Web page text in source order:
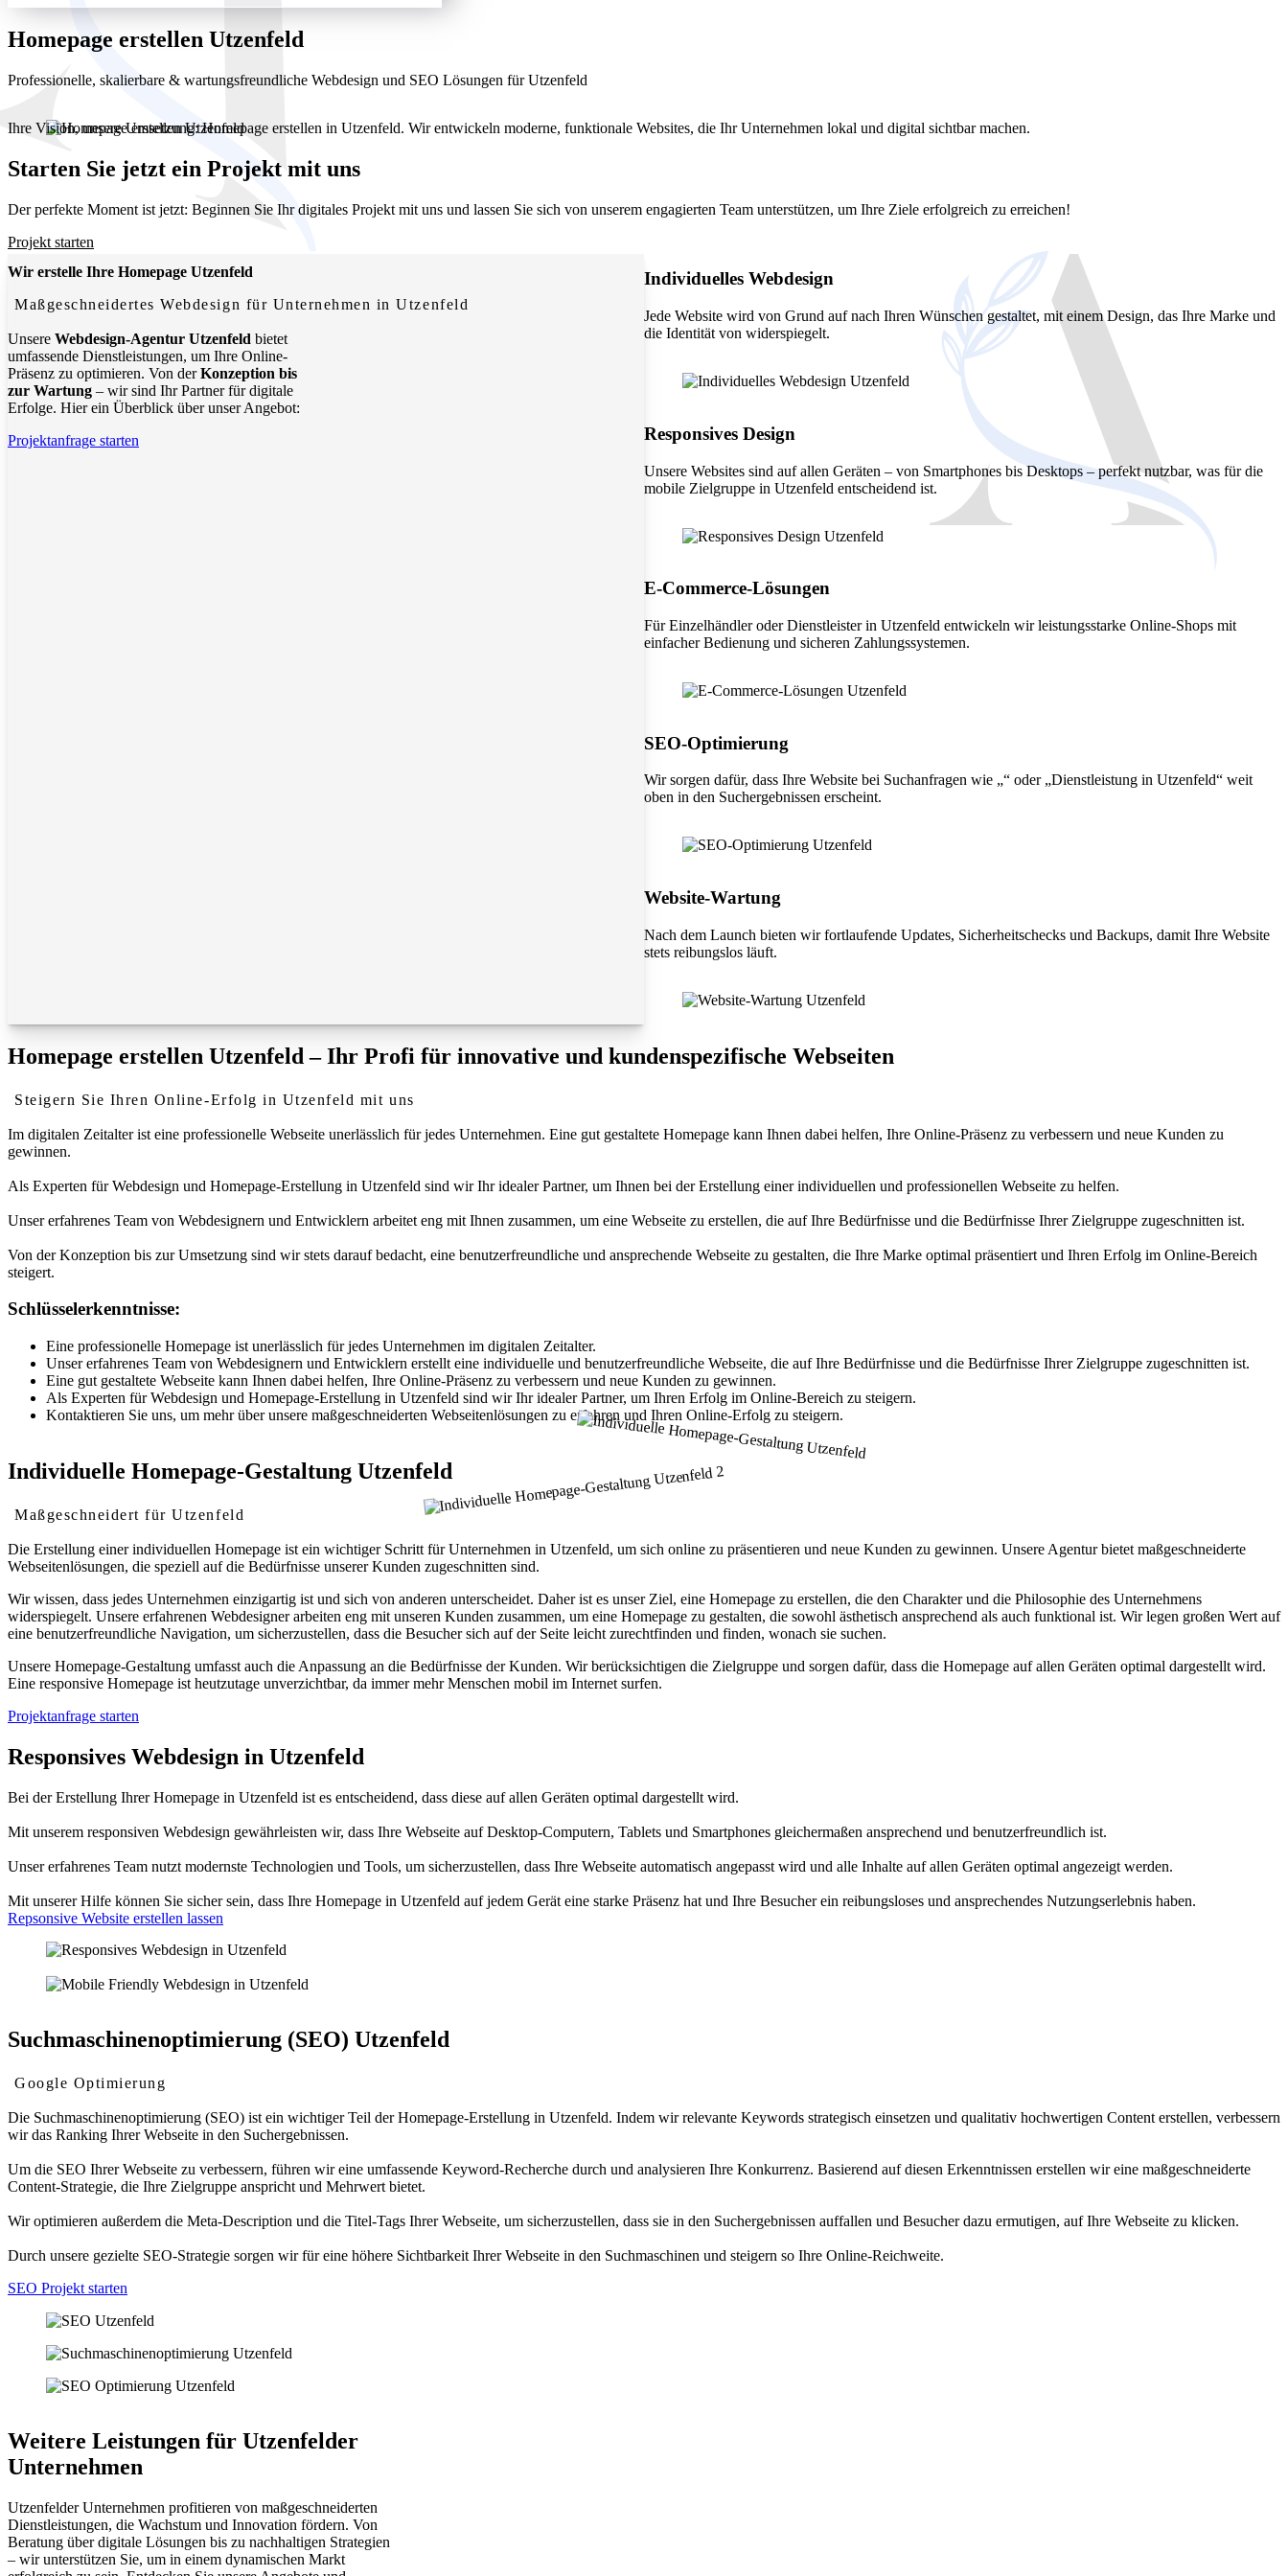
Homepage erstellen Utzenfeld
Professionelle, skalierbare & wartungsfreundliche Webdesign und SEO Lösungen für Utzenfeld
Ihre Vision, unsere Umsetzung: Homepage erstellen in Utzenfeld. Wir entwickeln moderne, funktionale Websites, die Ihr Unternehmen lokal und digital sichtbar machen.
Starten Sie jetzt ein Projekt mit uns
Der perfekte Moment ist jetzt: Beginnen Sie Ihr digitales Projekt mit uns und lassen Sie sich von unserem engagierten Team unterstützen, um Ihre Ziele erfolgreich zu erreichen!
Projekt starten
Wir erstelle Ihre Homepage Utzenfeld
Maßgeschneidertes Webdesign für Unternehmen in Utzenfeld
Unsere Webdesign-Agentur Utzenfeld bietet
umfassende Dienstleistungen, um Ihre Online-
Präsenz zu optimieren. Von derKonzeption bis
zur Wartung – wir sind Ihr Partner für digitale
Erfolge. Hier ein Überblick über unser Angebot:
Projektanfrage starten
Individuelles Webdesign
Jede Website wird von Grund auf nach Ihren Wünschen gestaltet, mit einem Design, das Ihre Marke und
die Identität von widerspiegelt.
Responsives Design
Unsere Websites sind auf allen Geräten – von Smartphones bis Desktops – perfekt nutzbar, was für die
mobile Zielgruppe in Utzenfeld entscheidend ist.
E-Commerce-Lösungen
Für Einzelhändler oder Dienstleister in Utzenfeld entwickeln wir leistungsstarke Online-Shops mit
einfacher Bedienung und sicheren Zahlungssystemen.
SEO-Optimierung
Wir sorgen dafür, dass Ihre Website bei Suchanfragen wie „“ oder „Dienstleistung in Utzenfeld“ weit
oben in den Suchergebnissen erscheint.
Website-Wartung
Nach dem Launch bieten wir fortlaufende Updates, Sicherheitschecks und Backups, damit Ihre Website
stets reibungslos läuft.
Homepage erstellen Utzenfeld – Ihr Profi für innovative und kundenspezifische Webseiten
Steigern Sie Ihren Online-Erfolg in Utzenfeld mit uns
Im digitalen Zeitalter ist eine professionelle Webseite unerlässlich für jedes Unternehmen. Eine gut gestaltete Homepage kann Ihnen dabei helfen, Ihre Online-Präsenz zu verbessern und neue Kunden zu
gewinnen.
Als Experten für Webdesign und Homepage-Erstellung in Utzenfeld sind wir Ihr idealer Partner, um Ihnen bei der Erstellung einer individuellen und professionellen Webseite zu helfen.
Unser erfahrenes Team von Webdesignern und Entwicklern arbeitet eng mit Ihnen zusammen, um eine Webseite zu erstellen, die auf Ihre Bedürfnisse und die Bedürfnisse Ihrer Zielgruppe zugeschnitten ist.
Von der Konzeption bis zur Umsetzung sind wir stets darauf bedacht, eine benutzerfreundliche und ansprechende Webseite zu gestalten, die Ihre Marke optimal präsentiert und Ihren Erfolg im Online-Bereich
steigert.
Schlüsselerkenntnisse:
Eine professionelle Homepage ist unerlässlich für jedes Unternehmen im digitalen Zeitalter.
Unser erfahrenes Team von Webdesignern und Entwicklern erstellt eine individuelle und benutzerfreundliche Webseite, die auf Ihre Bedürfnisse und die Bedürfnisse Ihrer Zielgruppe zugeschnitten ist.
Eine gut gestaltete Webseite kann Ihnen dabei helfen, Ihre Online-Präsenz zu verbessern und neue Kunden zu gewinnen.
Als Experten für Webdesign und Homepage-Erstellung in Utzenfeld sind wir Ihr idealer Partner, um Ihren Erfolg im Online-Bereich zu steigern.
Kontaktieren Sie uns, um mehr über unsere maßgeschneiderten Webseitenlösungen zu erfahren und Ihren Online-Erfolg zu steigern.
Individuelle Homepage-Gestaltung Utzenfeld
Maßgeschneidert für Utzenfeld
Die Erstellung einer individuellen Homepage ist ein wichtiger Schritt für Unternehmen in Utzenfeld, um sich online zu präsentieren und neue Kunden zu gewinnen. Unsere Agentur bietet maßgeschneiderte
Webseitenlösungen, die speziell auf die Bedürfnisse unserer Kunden zugeschnitten sind.
Wir wissen, dass jedes Unternehmen einzigartig ist und sich von anderen unterscheidet. Daher ist es unser Ziel, eine Homepage zu erstellen, die den Charakter und die Philosophie des Unternehmens
widerspiegelt. Unsere erfahrenen Webdesigner arbeiten eng mit unseren Kunden zusammen, um eine Homepage zu gestalten, die sowohl ästhetisch ansprechend als auch funktional ist. Wir legen großen Wert auf
eine benutzerfreundliche Navigation, um sicherzustellen, dass die Besucher sich auf der Seite leicht zurechtfinden und finden, wonach sie suchen.
Unsere Homepage-Gestaltung umfasst auch die Anpassung an die Bedürfnisse der Kunden. Wir berücksichtigen die Zielgruppe und sorgen dafür, dass die Homepage auf allen Geräten optimal dargestellt wird.
Eine responsive Homepage ist heutzutage unverzichtbar, da immer mehr Menschen mobil im Internet surfen.
Projektanfrage starten
Responsives Webdesign in Utzenfeld
Bei der Erstellung Ihrer Homepage in Utzenfeld ist es entscheidend, dass diese auf allen Geräten optimal dargestellt wird.
Mit unserem responsiven Webdesign gewährleisten wir, dass Ihre Webseite auf Desktop-Computern, Tablets und Smartphones gleichermaßen ansprechend und benutzerfreundlich ist.
Unser erfahrenes Team nutzt modernste Technologien und Tools, um sicherzustellen, dass Ihre Webseite automatisch angepasst wird und alle Inhalte auf allen Geräten optimal angezeigt werden.
Mit unserer Hilfe können Sie sicher sein, dass Ihre Homepage in Utzenfeld auf jedem Gerät eine starke Präsenz hat und Ihre Besucher ein reibungsloses und ansprechendes Nutzungserlebnis haben.
Repsonsive Website erstellen lassen
Suchmaschinenoptimierung (SEO) Utzenfeld
Google Optimierung
Die Suchmaschinenoptimierung (SEO) ist ein wichtiger Teil der Homepage-Erstellung in Utzenfeld. Indem wir relevante Keywords strategisch einsetzen und qualitativ hochwertigen Content erstellen, verbessern
wir das Ranking Ihrer Webseite in den Suchergebnissen.
Um die SEO Ihrer Webseite zu verbessern, führen wir eine umfassende Keyword-Recherche durch und analysieren Ihre Konkurrenz. Basierend auf diesen Erkenntnissen erstellen wir eine maßgeschneiderte
Content-Strategie, die Ihre Zielgruppe anspricht und Mehrwert bietet.
Wir optimieren außerdem die Meta-Description und die Titel-Tags Ihrer Webseite, um sicherzustellen, dass sie in den Suchergebnissen auffallen und Besucher dazu ermutigen, auf Ihre Webseite zu klicken.
Durch unsere gezielte SEO-Strategie sorgen wir für eine höhere Sichtbarkeit Ihrer Webseite in den Suchmaschinen und steigern so Ihre Online-Reichweite.
SEO Projekt starten
Weitere Leistungen für Utzenfelder
Unternehmen
Utzenfelder Unternehmen profitieren von maßgeschneiderten
Dienstleistungen, die Wachstum und Innovation fördern. Von
Beratung über digitale Lösungen bis zu nachhaltigen Strategien
– wir unterstützen Sie, um in einem dynamischen Markt